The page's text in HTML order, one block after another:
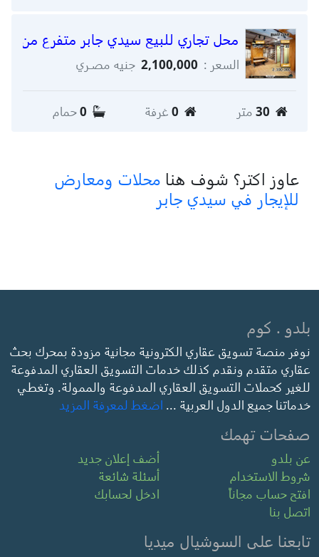
محل تجاري للبيع سيدي جابر متفرع من
السعر : 2,100,000 جنيه مصـري
30 متر 0 غرفة 0حمام
عاوز اكتر؟ شوف هنا محلات ومعارض
للإيجار في سيدي جابر
بلدو . كوم
نوفر منصة تسويق عقاري الكترونية مجانية مزودة بمحرك بحث
عقاري متقدم ونقدم كذلك خدمات التسويق العقاري المدفوعة
للغير كحملات التسويق العقاري المدفوعة والممولة. وتغطي
خدماتنا جميع الدول العربية ... اضغط لمعرفة المزيد
صفحات تهمك
عن بلدو
أضف إعلان جديد
شروط الاستخدام
أسئلة شائعة
افتح حساب مجاناً
ادخل لحسابك
اتصل بنا
تابعنا على السوشيال ميديا